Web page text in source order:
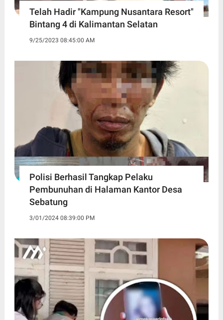
Telah Hadir "Kampung Nusantara Resort"
Bintang 4 di Kalimantan Selatan
9/25/2023 08:45:00 AM
Polisi Berhasil Tangkap Pelaku
Pembunuhan di Halaman Kantor Desa
Sebatung
3/01/2024 08:39:00 PM